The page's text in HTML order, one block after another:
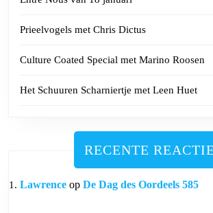
Prieelvogels met Chris Dictus
Culture Coated Special met Marino Roosen
Het Schuuren Scharniertje met Leen Huet
RECENTE
Lawrence op De Dag des Oordeels 585